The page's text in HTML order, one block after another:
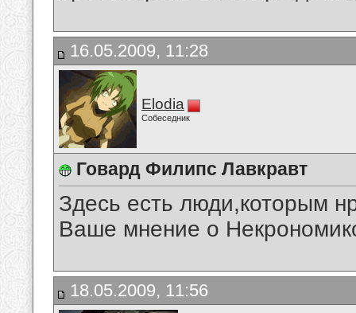
16.05.2009, 11:28
Elodia
Собеседник
Говард Филипс Лавкравт
Здесь есть люди,которым
Ваше мнение о
18.05.2009, 11:56